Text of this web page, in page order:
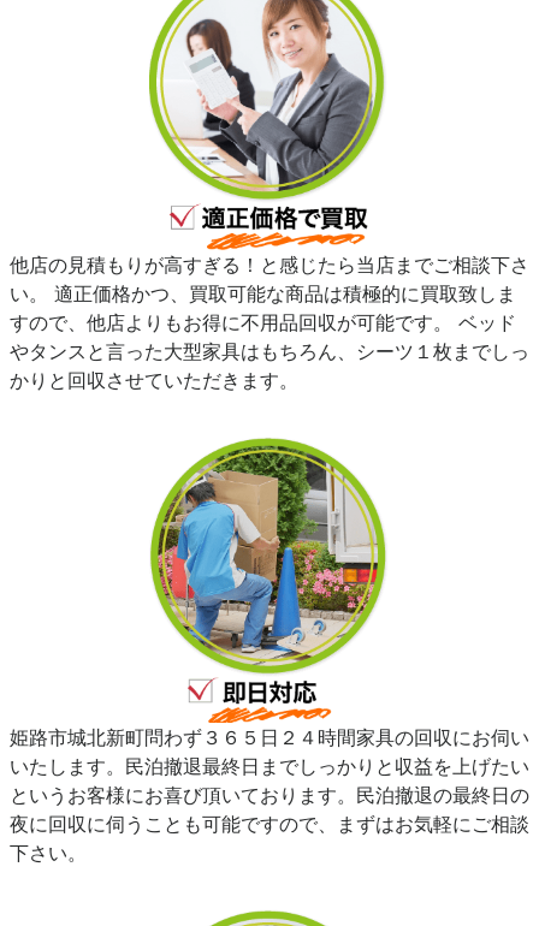
他店の見積もりが高すぎる！と感じたら当店までご相談下さ
い。 適正価格かつ、買取可能な商品は積極的に買取致しま
すので、他店よりもお得に不用品回収が可能です。 ベッド
やタンスと言った大型家具はもちろん、シーツ１枚までしっ
かりと回収させていただきます。
姫路市城北新町問わず３６５日２４時間家具の回収にお伺い
いたします。民泊撤退最終日までしっかりと収益を上げたい
というお客様にお喜び頂いております。民泊撤退の最終日の
夜に回収に伺うことも可能ですので、まずはお気軽にご相談
下さい。